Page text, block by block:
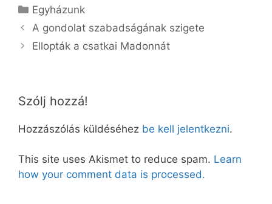
Kategória
Egyházunk
A gondolat szabadságának szigete
Ellopták a csatkai Madonnát
Szólj hozzá!
Hozzászólás küldéséhez be kell jelentkezni.
This site uses Akismet to reduce spam. Learn
how your comment data is processed.